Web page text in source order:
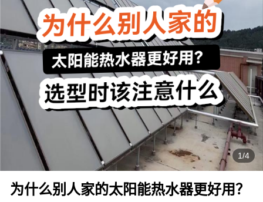
1/4
为什么别人家的太阳能热水器更好用？